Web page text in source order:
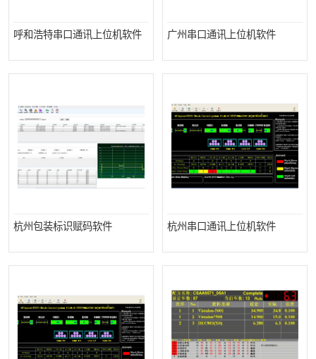
呼和浩特串口通讯上位机软件 广州串口通讯上位机软件
杭州包装标识赋码软件 杭州串口通讯上位机软件